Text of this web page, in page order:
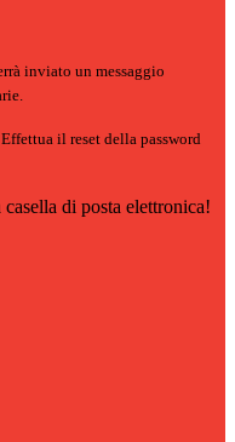
inviato un messaggio
il reset della password
di posta elettronica!